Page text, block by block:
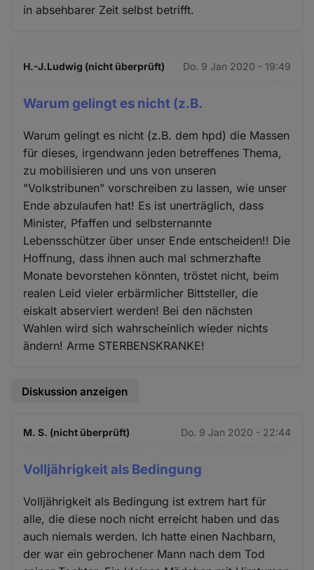
in absehbarer Zeit selbst betrifft.
H.-J.Ludwig (nicht überprüft) Do. 9 Jan 2020 - 19:49
Warum gelingt es nicht (z.B.
Warum gelingt es nicht (z.B. dem hpd) die Massen
für dieses, irgendwann jeden betreffenes Thema,
zu mobilisieren und uns von unseren
"Volkstribunen" vorschreiben zu lassen, wie unser
Ende abzulaufen hat! Es ist unerträglich, dass
Minister, Pfaffen und selbsternannte
Lebensschützer über unser Ende entscheiden!! Die
Hoffnung, dass ihnen auch mal schmerzhafte
Monate bevorstehen könnten, tröstet nicht, beim
realen Leid vieler erbärmlicher Bittsteller, die
eiskalt abserviert werden! Bei den nächsten
Wahlen wird sich wahrscheinlich wieder nichts
ändern! Arme STERBENSKRANKE!
Diskussion anzeigen
M. S. (nicht überprüft) Do. 9 Jan 2020 - 22:44
Volljährigkeit als Bedingung
Volljährigkeit als Bedingung ist extrem hart für
alle, die diese noch nicht erreicht haben und das
auch niemals werden. Ich hatte einen Nachbarn,
der war ein gebrochener Mann nach dem Tod